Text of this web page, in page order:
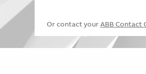
Or contact your ABB Contact